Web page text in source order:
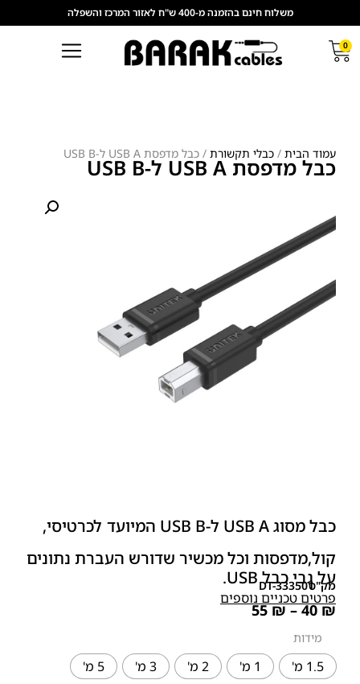
משלוח חינם בהזמנה מ-400 ש"ח לאזור המרכז והשפלה
0
עמוד הבית / כבלי תקשורת / כבל מדפסת USB A ל-USB B
כבל מדפסת USB A ל-USB B
כבל מסוג USB A ל-USB B המיועד לכרטיסי,
קול,מדפסות וכל מכשיר שדורש העברת נתונים
על גבי כבל USB.
מק"טDT-333501
פרטים טכניים נוספים
40₪
–
55₪
מידות
1.5 מ' 1 מ' 2 מ' 3 מ' 5 מ'